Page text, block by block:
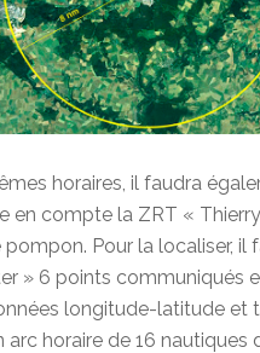
horaires, il faudra
en compte la ZRT « Thierry
pompon. Pour la localiser, il
» 6 points communiqués
longitude-latitude et
arc horaire de 16 nautiques